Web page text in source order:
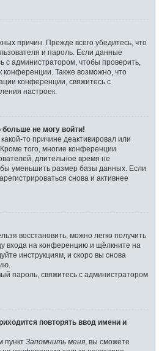
причин. Прежде всего убедитесь, что
и пароль. Если данные
с администратором, чтобы проверить,
конференции. Также возможно, что
конференции, свяжитесь с
настроек.
больше не могу войти!
то причине деактивировал или
того, многие конференции
длительное время не
уменьшить размер базы данных. Если
снова и активнее
восстановить, можно легко получить
входа на конференцию и щёлкните на
инструкциям, и скоро вы снова
пароль, свяжитесь с администратором
повторять ввод имени и
пункт Запомнить меня , вы сможете